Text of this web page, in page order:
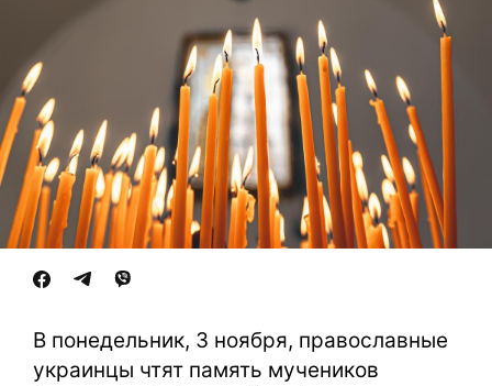
В понедельник, 3 ноября, православные
украинцы чтят память мучеников